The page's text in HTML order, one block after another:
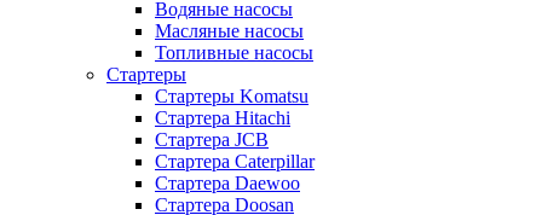
Водяные насосы
Масляные насосы
Топливные насосы
Стартеры
Стартеры Komatsu
Стартера Hitachi
Стартера JCB
Стартера Caterpillar
Стартера Daewoo
Стартера Doosan